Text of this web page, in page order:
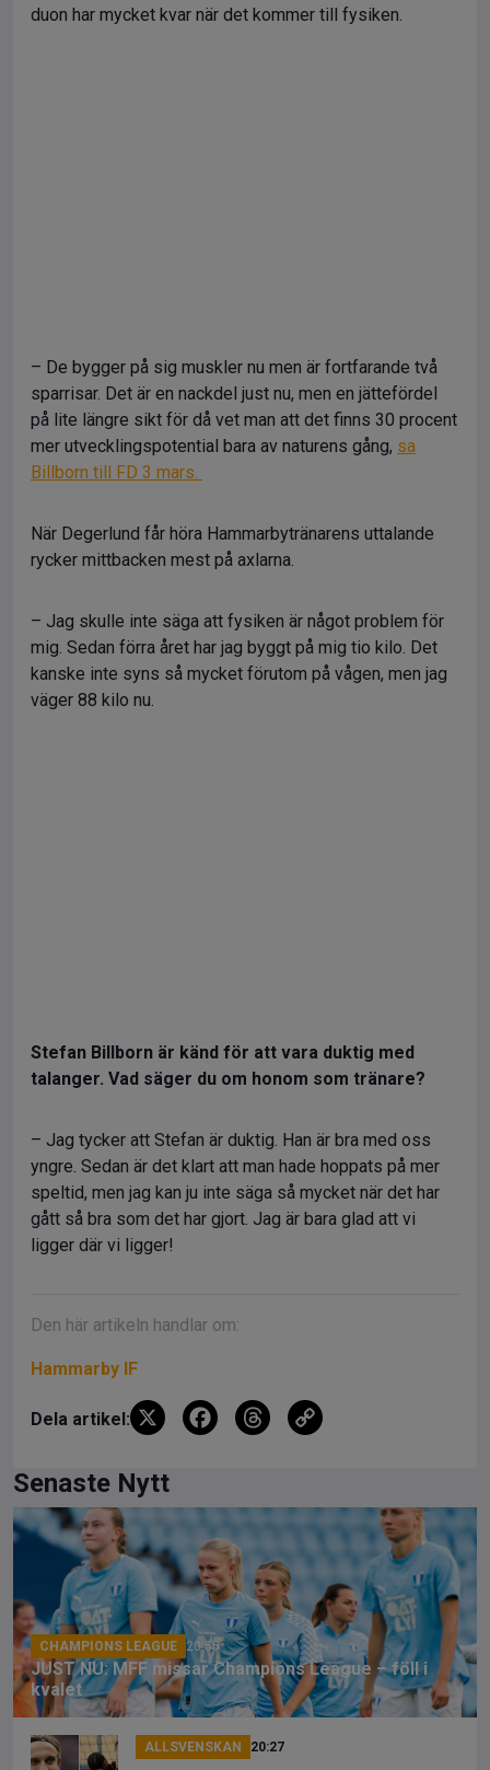
duon har mycket kvar när det kommer till fysiken.
– De bygger på sig muskler nu men är fortfarande två
sparrisar. Det är en nackdel just nu, men en jättefördel
på lite längre sikt för då vet man att det finns 30 procent
mer utvecklingspotential bara av naturens gång, sa
Billborn till FD 3 mars.
När Degerlund får höra Hammarbytränarens uttalande
rycker mittbacken mest på axlarna.
– Jag skulle inte säga att fysiken är något problem för
mig. Sedan förra året har jag byggt på mig tio kilo. Det
kanske inte syns så mycket förutom på vågen, men jag
väger 88 kilo nu.
Stefan Billborn är känd för att vara duktig med
talanger. Vad säger du om honom som tränare?
– Jag tycker att Stefan är duktig. Han är bra med oss
yngre. Sedan är det klart att man hade hoppats på mer
speltid, men jag kan ju inte säga så mycket när det har
gått så bra som det har gjort. Jag är bara glad att vi
ligger där vi ligger!
Den här artikeln handlar om:
Hammarby IF
Dela artikel: X
F
b
o
o
k
T
d
s
Li
n
k
Senaste Nytt
CHAMPIONS LEAGUE 20:55
JUST NU: MFF missar Champions League – föll i
kvalet
ALLSVENSKAN 20:27